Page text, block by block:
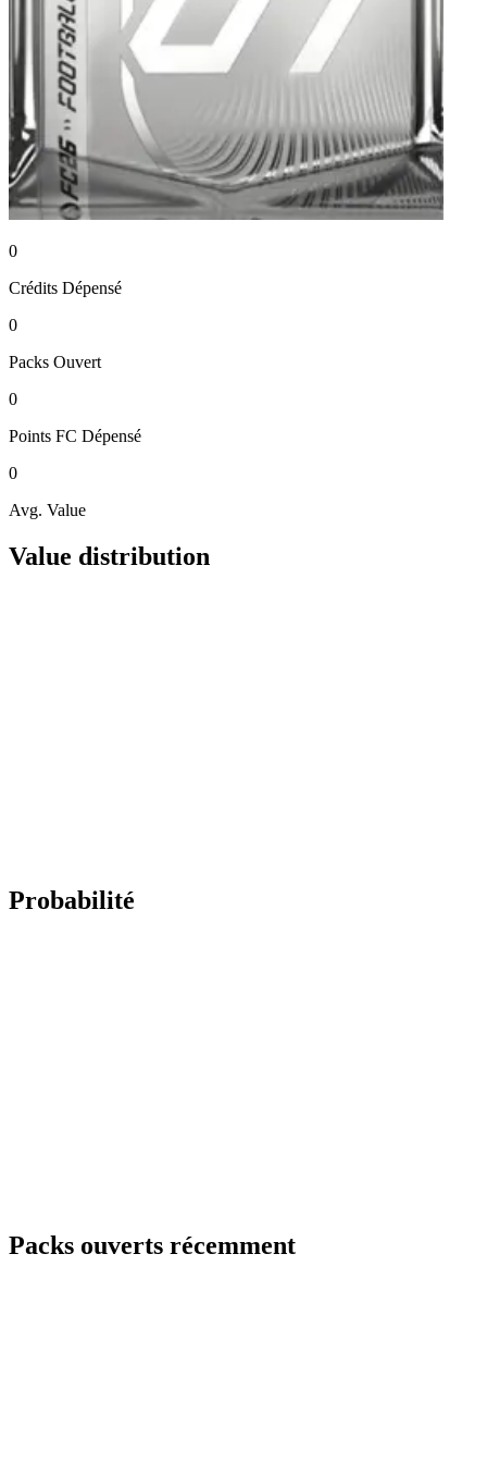
0
Crédits Dépensé
0
Packs Ouvert
0
Points FC Dépensé
0
Avg. Value
Value distribution
Probabilité
Packs ouverts récemment